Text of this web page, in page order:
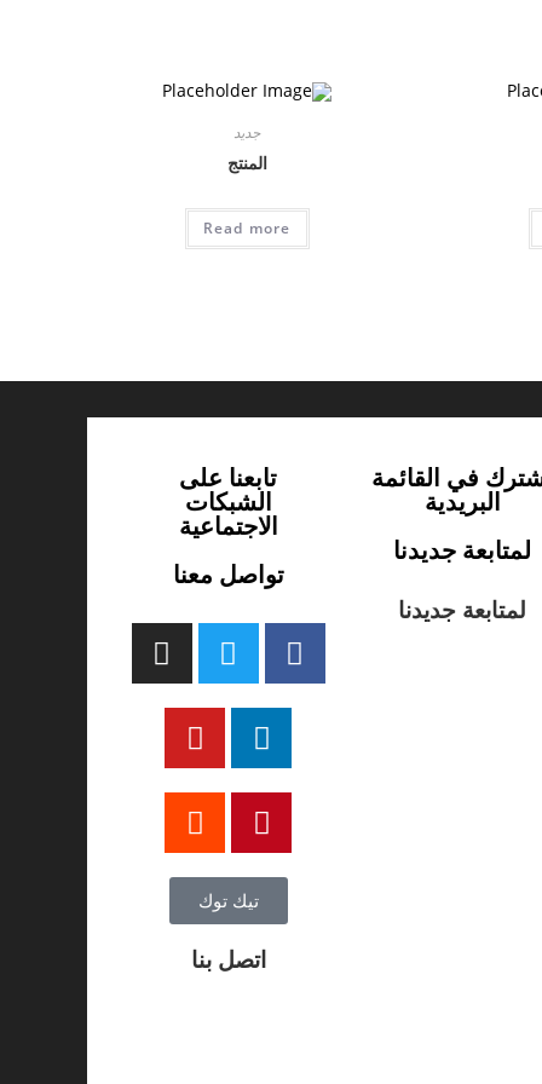
جديد
المنتج
Read more
في القائمة
البريدية
لمتابعة جديدنا
لمتابعة جديدنا
تابعنا على
الشبكات
الاجتماعية
تواصل معنا
تيك توك
اتصل بنا